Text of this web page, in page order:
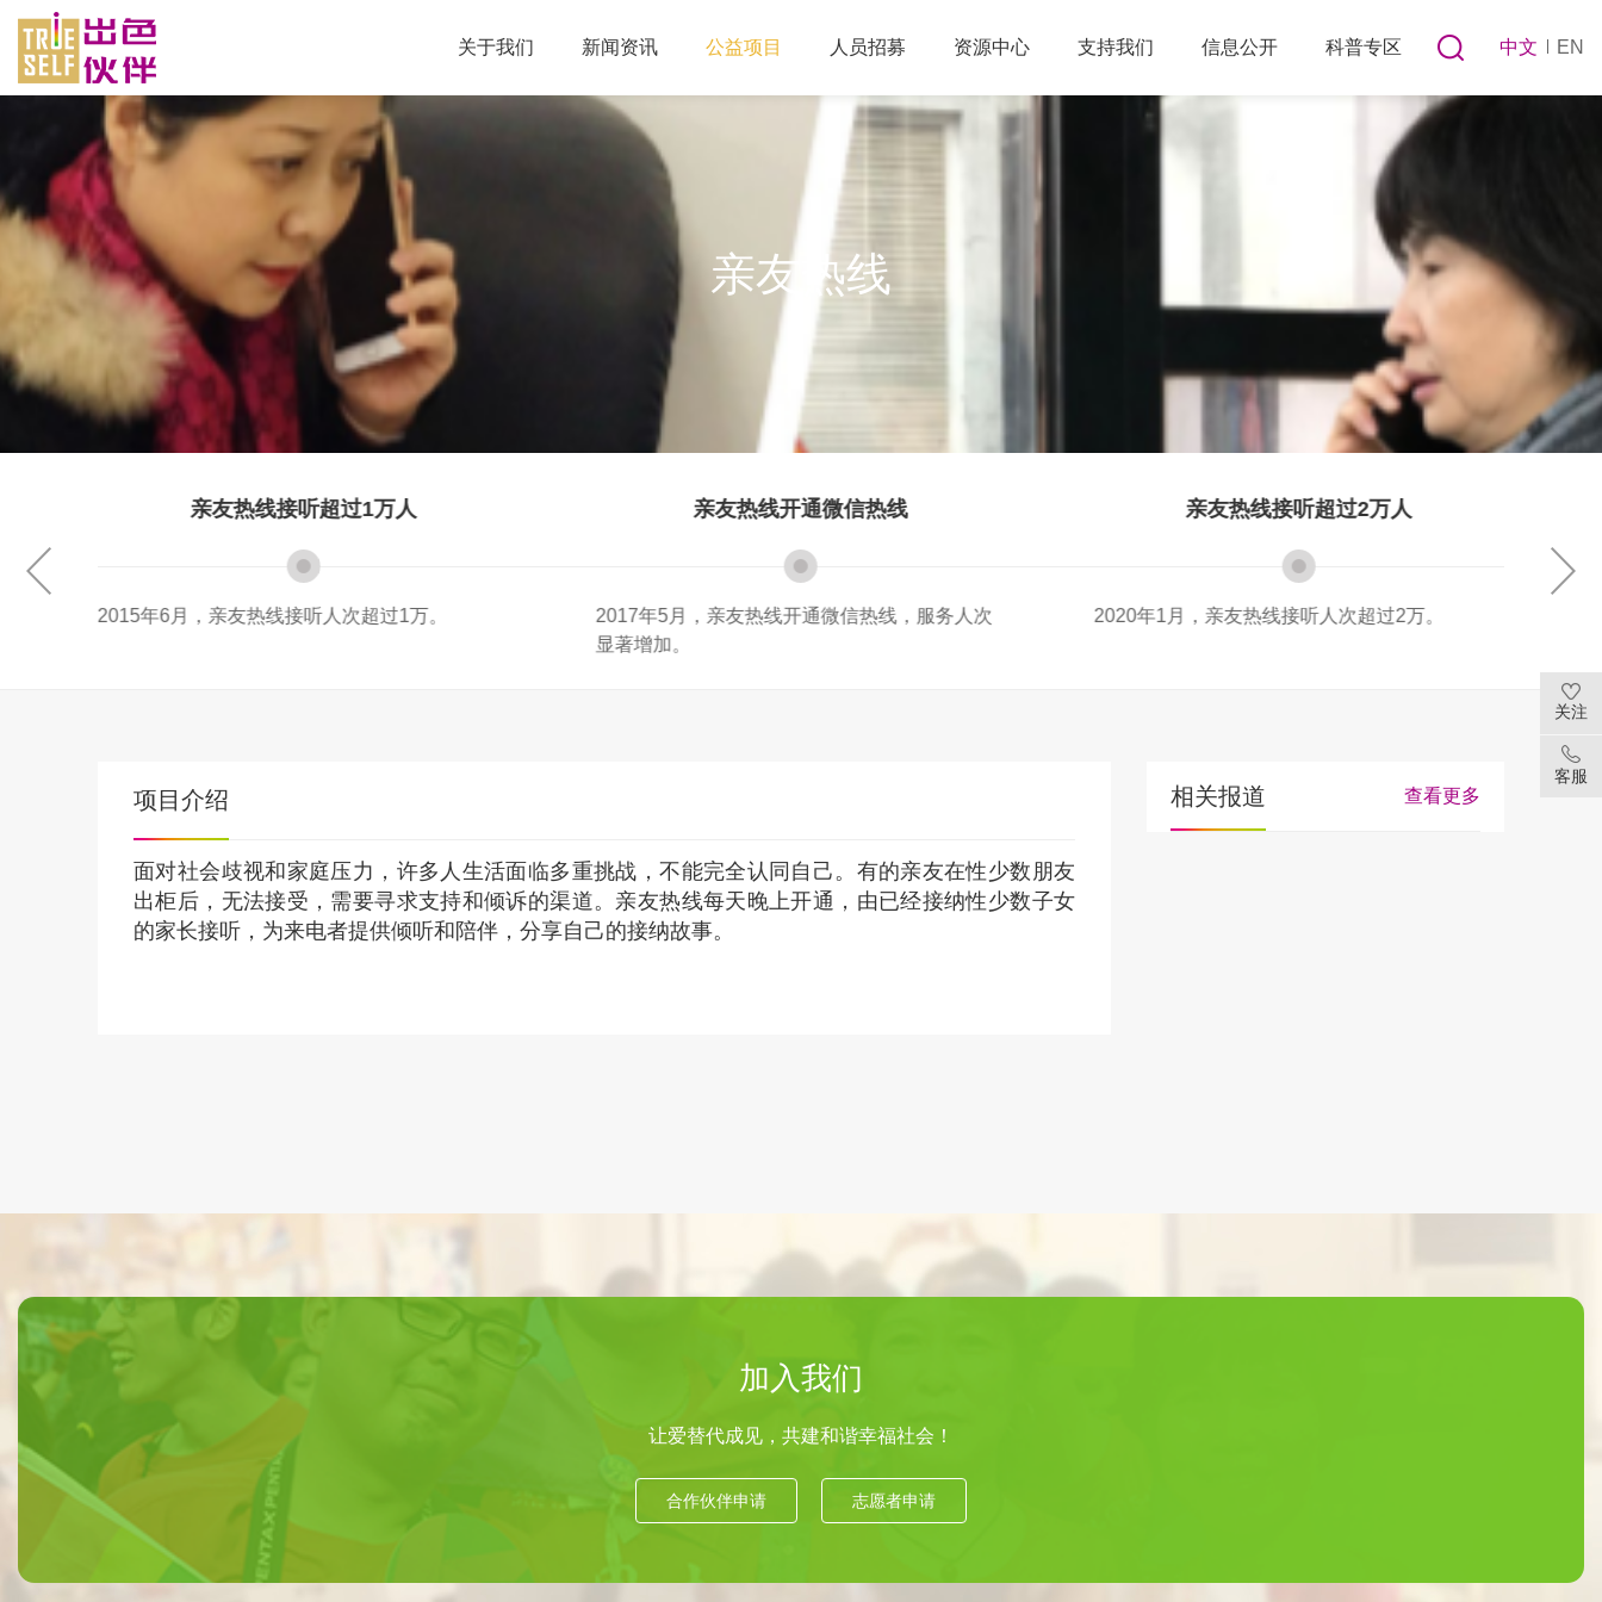
关于我们 新闻资讯 公益项目 人员招募 资源中心 支持我们 信息公开 科普专区 中文 EN
亲友热线
次超过1万。
亲友热线开通微信热线
2017年5月，亲友热线开通微信热线，服务人次
亲友热线接听超过2万人
2020年1月，亲友热线接听人次超过2万。
亲友热线回归传统电话热线
2020年11月17日，亲友热线再次回归传
项目介绍
面对社会歧视和家庭压力，许多人生活面临多重挑战，不能完全认同自己。 有的亲友在性少数朋友
出柜后，无法接受，需要寻求支持和倾诉的渠道。 亲友热线每天晚上开通，由已经接纳性少数子女
的家长接听，为来电者提供倾听和陪伴，分享自己的接纳故事。
相关报道 查看更多
关注
客服
加入我们
让爱替代成见，共建和谐幸福社会！
合作伙伴申请 志愿者申请